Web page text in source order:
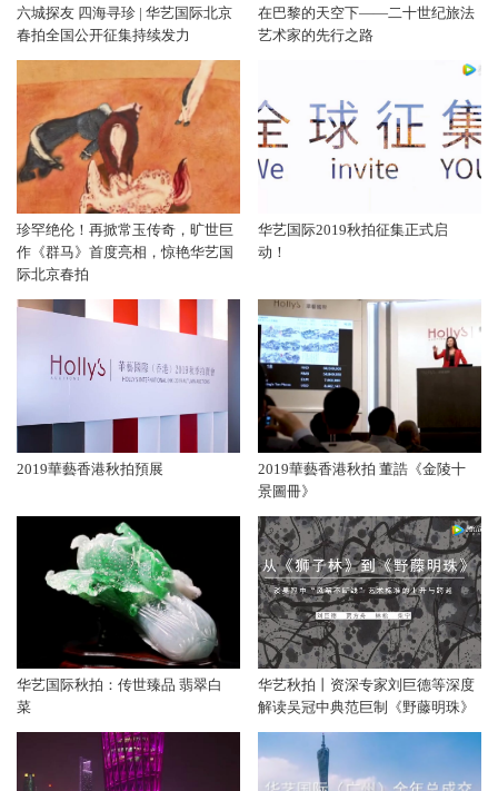
六城探友 四海寻珍 | 华艺国际北京
春拍全国公开征集持续发力
在巴黎的天空下——二十世纪旅法
艺术家的先行之路
珍罕绝伦！再掀常玉传奇，旷世巨
作《群马》首度亮相，惊艳华艺国
际北京春拍
华艺国际2019秋拍征集正式启
动！
2019華藝香港秋拍預展
2019華藝香港秋拍 董誥《金陵十
景圖冊》
华艺国际秋拍：传世臻品 翡翠白
菜
华艺秋拍丨资深专家刘巨德等深度
解读吴冠中典范巨制《野藤明珠》